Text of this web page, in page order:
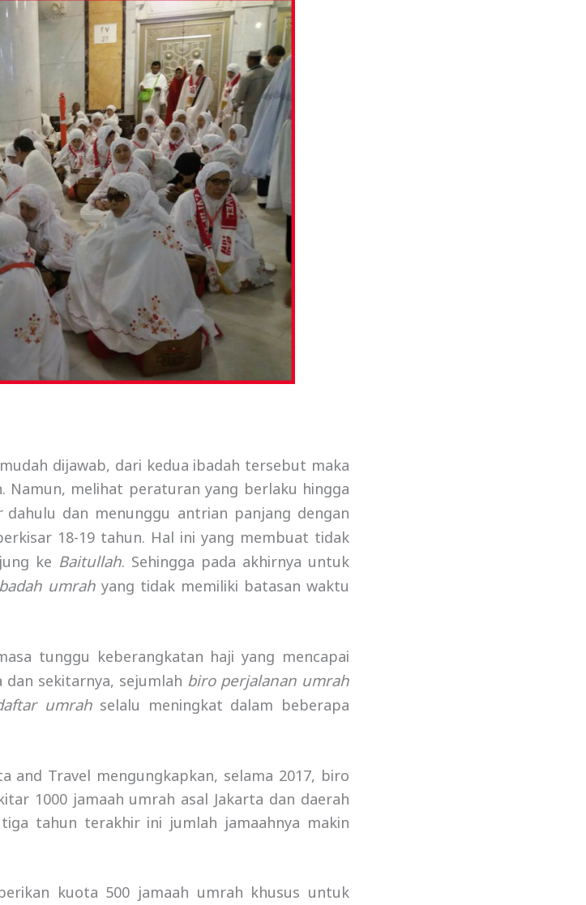
dijawab, dari kedua ibadah tersebut maka
Namun, melihat peraturan yang berlaku hingga
dahulu dan menunggu antrian panjang dengan
18-19 tahun. Hal ini yang membuat tidak
ke Baitullah. Sehingga pada akhirnya untuk
umrah yang tidak memiliki batasan waktu
tunggu keberangkatan haji yang mencapai
sekitarnya, sejumlah biro perjalanan umrah
umrahselalu meningkat dalam beberapa
and Travel mengungkapkan, selama 2017, biro
1000 jamaah umrah asal Jakarta dan daerah
tahun terakhir ini jumlah jamaahnya makin
kuota 500 jamaah umrah khusus untuk